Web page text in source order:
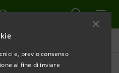
e, previo consenso
al fine di inviare